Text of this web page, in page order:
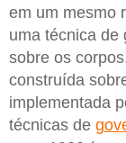
em um mesmo
uma técnica de
sobre os
construída
implementada
técnicas de